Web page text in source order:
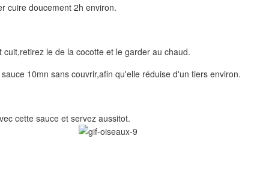
cuire doucement 2h environ.
cuit,retirez le de la cocotte et le garder au chaud.
10mn sans couvrir,afin qu'elle réduise d'un tiers environ.
cette sauce et servez aussitot.